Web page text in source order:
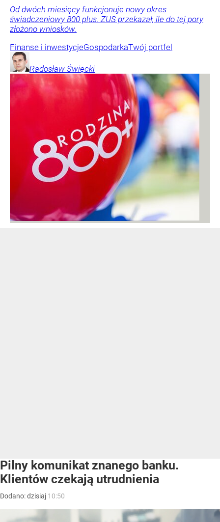
Od dwóch miesięcy funkcjonuje nowy okres
świadczeniowy 800 plus. ZUS przekazał, ile do tej pory
złożono wniosków.
Finanse i inwestycjeGospodarkaTwój portfel
Radosław Święcki
Pilny komunikat znanego banku.
Klientów czekają utrudnienia
Dodano:dzisiaj 10:50